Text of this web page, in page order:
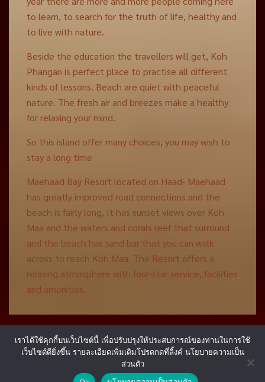
to learn, to search for the truth of life, healthy and
to live with nature.
Beside the education the travellers will get, Koh
Phangan is perfect place to practise all different
kinds of lessons. Beach are quiet with peaceful
nature. The fresh air and breezes make a healthy
for relaxing your mind.
So this island offer many choices, you may wish to
stay a long time
Maehaad Bay Resort located on Haad- Maehaad
has greatly improved road connections and the
beach is fairly long, It has sunset views over Koh
Maa and the waters and corals reef that surround
and the beach has sand bar that you can walk
across to reach Koh Maa. The Resort offers a
relaxing atmosphere with four-star service, facilities
and amenities.
เราได้ใช้คุกกี้บนเว็บไซต์นี้ เพื่อปรับปรุงให้ประสบการณ์ของท่านในการใช้
เว็บไซต์ดียิ่งขึ้น รายละเอียดเพิ่มเติมโปรดกดที่ลิ้งค์ นโยบายความเป็น
ส่วนตัว